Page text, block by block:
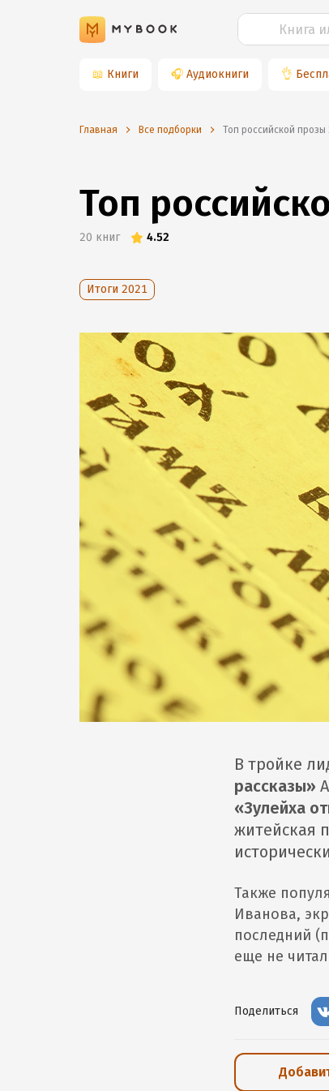
📖 Книги 🎧 Аудиокниги 👌
Главная Все подборки Топ российской прозы
Топ
20 книг 4.52
Итоги 2021
В тройке
рассказы»
«Зулейха
житейская
Также
Иванова,
последний
еще не
Поделиться